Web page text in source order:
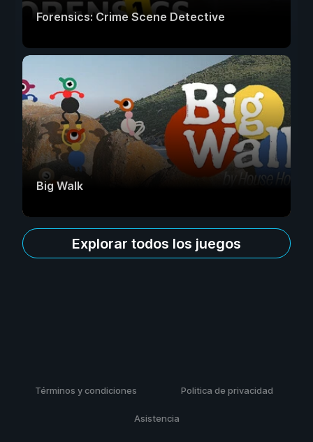
Forensics: Crime Scene Detective
Big Walk
Explorar todos los juegos
Términos y condiciones Politica de privacidad
Asistencia